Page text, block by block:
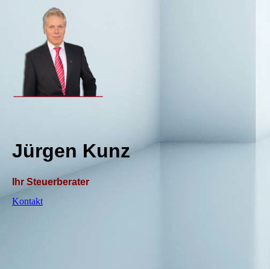
Jürgen Kunz
Ihr Steuerberater
Kontakt